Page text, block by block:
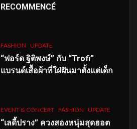
RECOMMENCÉ
FASHION UPDATE
“ฟอร์ด ฐิติพงษ์” กับ “Trofi”
แบรนด์เสื้อผ้าที่ใฝ่ฝันมาตั้งแต่เด็ก
EVENT & CONCERT FASHION UPDATE
“เลดี้ปราง” ควงสองหนุ่มสุดฮอต